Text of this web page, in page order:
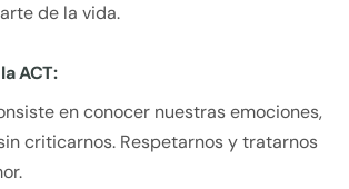
de la vida.
ACT:
en conocer nuestras emociones,
criticarnos. Respetarnos y tratarnos